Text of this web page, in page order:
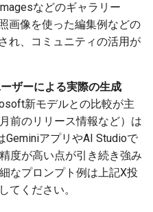
2026-06-09
2026-06-08
2026-06-07
2026-06-06
2026-06-05
2026-06-04
2025-11-24
2025-11-23
2025-11-22
2025-11-21
2025-11-20
2025-11-19
2026-06-09
2026-06-08
2026-06-07
2026-06-06
2026-06-05
2026-06-04
2025-11-24
2025-11-23
2025-11-22
2025-11-21
2025-11-20
2025-11-19
2026-06-06
2026-06-05
2026-06-04
2026-06-03
2026-06-02
2026-05-31
2025-11-24
2025-11-23
2025-11-22
2025-11-21
2025-11-20
2025-11-19
2026-06-09
2026-06-08
2026-06-07
2026-06-06
2026-06-05
2026-06-04
2026-06-03
2026-06-02
2026-06-01
2026-05-31
2026-05-30
などのギャラリー
画像を使った編集例などの
れ、コミュニティの活用が
ザーによる実際の生成
新モデルとの比較が主
前のリリース情報など）は
GeminiアプリやAI Studioで
度が高い点が引き続き強み
なプロンプト例は上記X投
てください。